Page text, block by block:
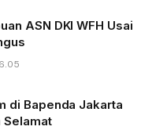
ASN DKI WFH Usai
di Bapenda Jakarta
Selamat